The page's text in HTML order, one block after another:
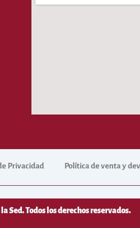
Privacidad Política de venta y
Sed. Todos los derechos reservados.